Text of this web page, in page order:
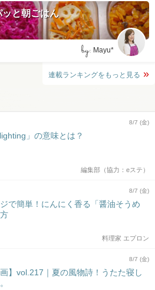
と朝ごはん
by: Mayu*
連載ランキングをもっと見る
8/7 (金)
」の意味とは？
編集部（協力：eステ）
8/7 (金)
で簡単！にんにく香る「醤油そうめ
料理家 エプロン
8/7 (金)
画】vol.217｜夏の風物詩！うたた寝し